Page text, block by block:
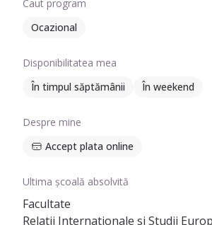
Caut program
Ocazional
Disponibilitatea mea
În timpul săptămânii
În weekend
Despre mine
Accept plata online
Ultima școală absolvită
Facultate
Relatii Internationale si Studii